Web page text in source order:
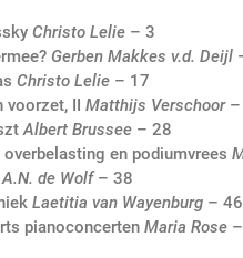
Christo Lelie – 3
Gerben Makkes v.d. Deijl
Christo Lelie – 17
voorzet, II Matthijs Verschoor–
Albert Brussee – 28
en podiumvrees
de Wolf– 38
Laetitia van Wayenburg – 46
pianoconcerten Maria Rose